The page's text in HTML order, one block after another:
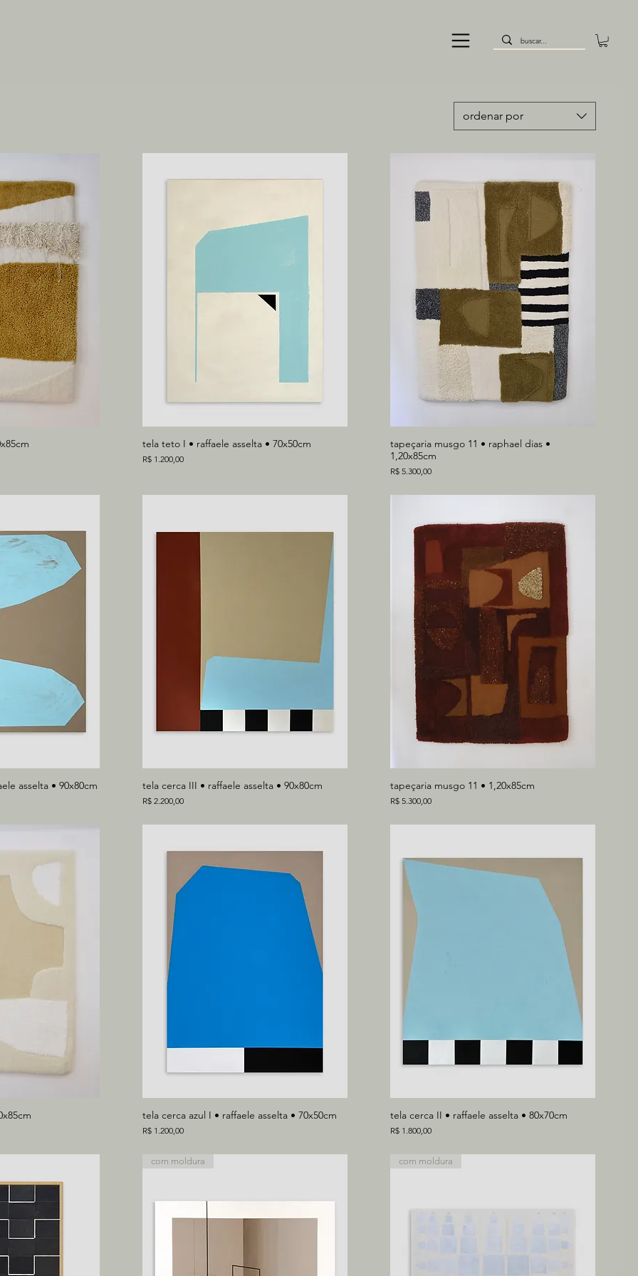
ordenar por
tela teto I • raffaele asselta • 70x50cm
Preço
R$ 1.200,00
tapeçaria musgo 11 • raphael dias •
1,20x85cm
Preço
R$ 5.300,00
asselta • 90x80cm tela cerca III • raffaele asselta • 90x80cm
Preço
R$ 2.200,00
tapeçaria musgo 11 • 1,20x85cm
Preço
R$ 5.300,00
tela cerca azul I • raffaele asselta • 70x50cm
Preço
R$ 1.200,00
tela cerca II • raffaele asselta • 80x70cm
Preço
R$ 1.800,00
com moldura com moldura